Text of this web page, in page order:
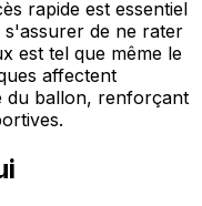
rapide est essentiel
s'assurer de ne rater
est tel que même le
affectent
du ballon, renforçant